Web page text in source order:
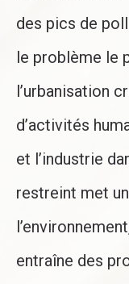
des pics de
le problème le
l’urbanisation
d’activités
et l’industrie
restreint met
entraîne des